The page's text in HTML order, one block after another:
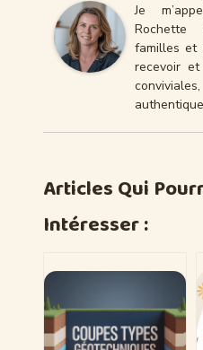
Je
Rochette
familles et
recevoir et
Articles Qui
Intéresser :